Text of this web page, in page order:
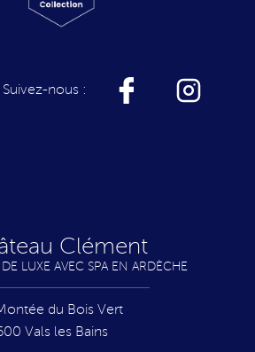
Suivez-nous :
Clément
LUXE AVEC SPA EN ARDÈCHE
du Bois Vert
Vals les Bains